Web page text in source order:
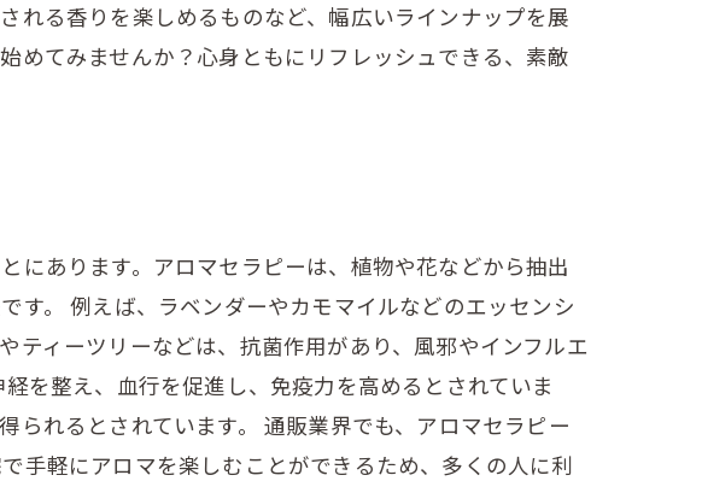
れる香りを楽しめるものなど、幅広いラインナップを展
めてみませんか？心身ともにリフレッシュできる、素敵
にあります。アロマセラピーは、植物や花などから抽出
す。 例えば、ラベンダーやカモマイルなどのエッセンシ
ティーツリーなどは、抗菌作用があり、風邪やインフルエ
を整え、血行を促進し、免疫力を高めるとされていま
られるとされています。 通販業界でも、アロマセラピー
手軽にアロマを楽しむことができるため、多くの人に利